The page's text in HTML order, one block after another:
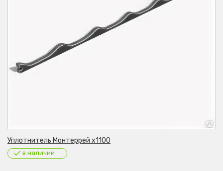
Уплотнитель Монтеррей х1100
в наличии